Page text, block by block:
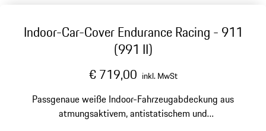
Indoor-Car-Cover Endurance Racing - 911
(991 II)
€ 719,00 inkl. MwSt
Passgenaue weiße Indoor-Fahrzeugabdeckung aus
atmungsaktivem, antistatischem und